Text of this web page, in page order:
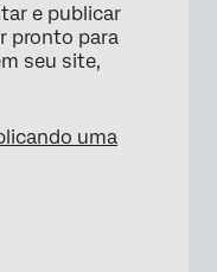
×
e publicar
pronto para
seu site,
uma